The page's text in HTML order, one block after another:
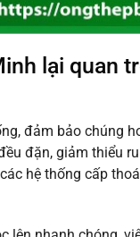
lại quan
đảm bảo chúng
đặn, giảm thiểu
hệ thống cấp